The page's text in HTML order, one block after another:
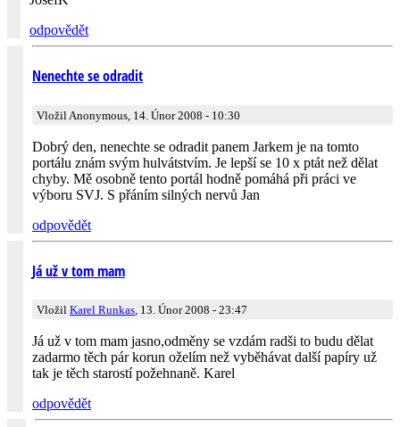
odpovědět
Nenechte se odradit
Vložil Anonymous, 14. Únor 2008 - 10:30
Dobrý den, nenechte se odradit panem Jarkem je na tomto
portálu znám svým hulvátstvím. Je lepší se 10 x ptát než dělat
chyby. Mě osobně tento portál hodně pomáhá při práci ve
výboru SVJ. S přáním silných nervů Jan
odpovědět
Já už v tom mam
Vložil Karel Runkas, 13. Únor 2008 - 23:47
Já už v tom mam jasno,odměny se vzdám radši to budu dělat
zadarmo těch pár korun oželím než vyběhávat další papíry už
tak je těch starostí požehnaně. Karel
odpovědět